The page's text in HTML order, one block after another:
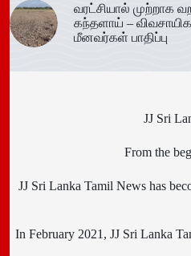
வரட்சியால் முற்றாக
கந்தளாய் –
மீனவர்கள் பாதிப்பு
JJ Sri
From the
JJ Sri Lanka Tamil News has
In February 2021, JJ Sri Lanka